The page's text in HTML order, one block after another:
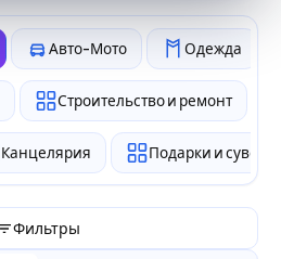
Авто-Мото Одежда
Строительство и ремонт
Канцелярия Подарки и
Фильтры